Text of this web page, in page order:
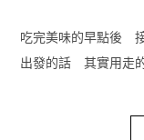
吃完美味的早點後
出發的話 其實用走